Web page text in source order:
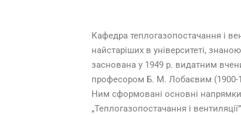
Кафедра теплогазопостачання і
найстаріших в університеті,
заснована у 1949 р. видатним
професором Б. М. Лобаєвим (1900-
Ним сформовані основні напрямки
„Теплогазопостачання і